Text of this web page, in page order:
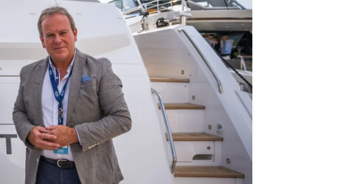
Charter - Location
Nouvelles
Événements
L'innovation
La Société
Notre Équipe
Style De Vie
Notre Héritage
Estimez Votre Bateau